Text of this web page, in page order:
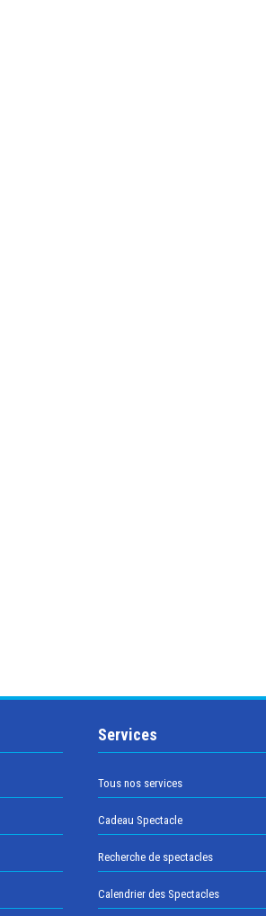
Services
Tous nos services
Cadeau Spectacle
Recherche de spectacles
Calendrier des Spectacles